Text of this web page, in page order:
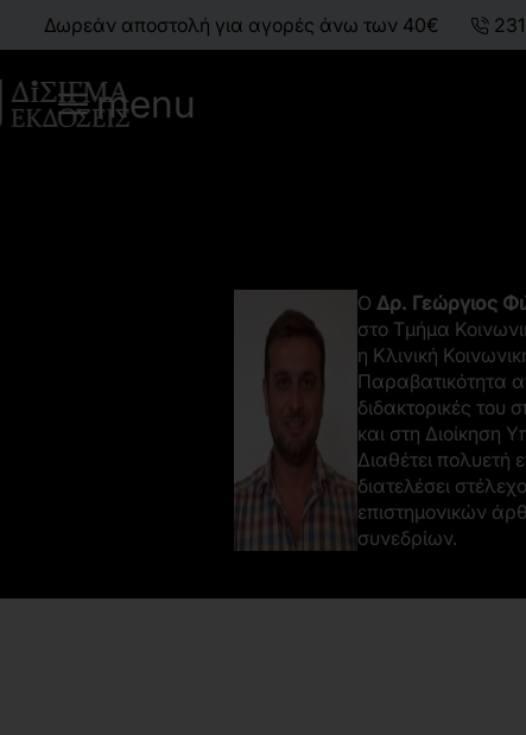
Δωρεάν αποστολή για αγορές άνω των 40€
menu
Ο Δρ. Γεώργιος
στο Τμήμα
η Κλινική
Παραβατικότητα
διδακτορικές του
και στη Διοίκηση
Διαθέτει πολυετή
διατελέσει
επιστημονικών
συνεδρίων.